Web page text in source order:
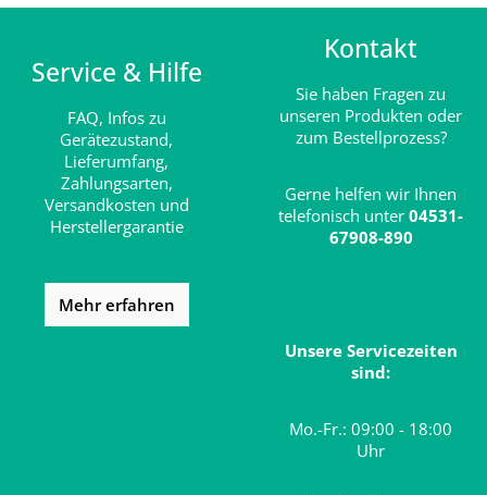
Service & Hilfe
FAQ, Infos zu
Gerätezustand,
Lieferumfang,
Zahlungsarten,
Versandkosten und
Herstellergarantie
Mehr erfahren
Kontakt
Sie haben Fragen zu
unseren Produkten oder
zum Bestellprozess?
Gerne helfen wir Ihnen
telefonisch unter 04531-
67908-890
Unsere Servicezeiten
sind:
Mo.-Fr.: 09:00 - 18:00
Uhr